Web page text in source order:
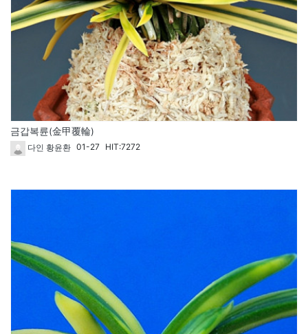
금갑복륜(金甲覆輪)
다인 황윤환 01-27 HIT:7272